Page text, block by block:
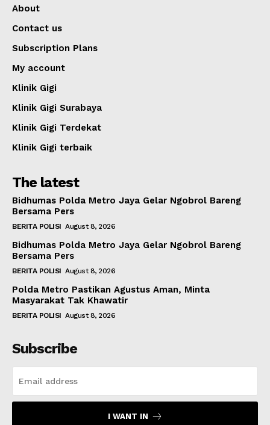
About
Contact us
Subscription Plans
My account
Klinik Gigi
Klinik Gigi Surabaya
Klinik Gigi Terdekat
Klinik Gigi terbaik
The latest
Bidhumas Polda Metro Jaya Gelar Ngobrol Bareng
Bersama Pers
BERITA POLISI August 8, 2026
Bidhumas Polda Metro Jaya Gelar Ngobrol Bareng
Bersama Pers
BERITA POLISI August 8, 2026
Polda Metro Pastikan Agustus Aman, Minta
Masyarakat Tak Khawatir
BERITA POLISI August 8, 2026
Subscribe
I WANT IN